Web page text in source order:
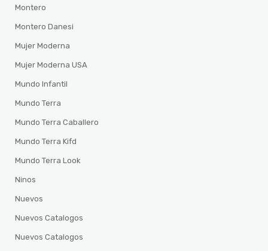
Montero
Montero Danesi
Mujer Moderna
Mujer Moderna USA
Mundo Infantil
Mundo Terra
Mundo Terra Caballero
Mundo Terra Kifd
Mundo Terra Look
Ninos
Nuevos
Nuevos Catalogos
Nuevos Catalogos